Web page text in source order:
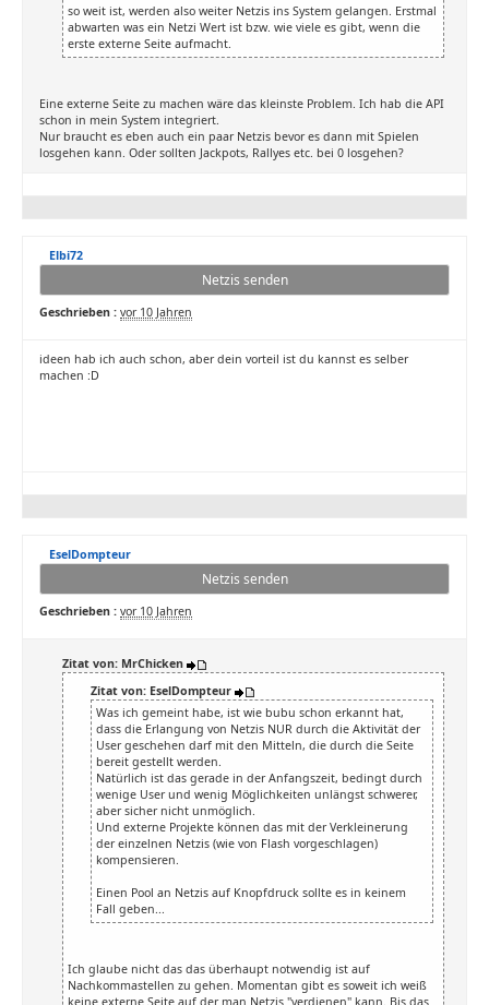
so weit ist, werden also weiter Netzis ins System gelangen. Erstmal
abwarten was ein Netzi Wert ist bzw. wie viele es gibt, wenn die
erste externe Seite aufmacht.
Eine externe Seite zu machen wäre das kleinste Problem. Ich hab die API
schon in mein System integriert.
Nur braucht es eben auch ein paar Netzis bevor es dann mit Spielen
losgehen kann. Oder sollten Jackpots, Rallyes etc. bei 0 losgehen?
Elbi72
Netzis senden
Geschrieben : vor 10 Jahren
ideen hab ich auch schon, aber dein vorteil ist du kannst es selber
machen :D
EselDompteur
Netzis senden
Geschrieben : vor 10 Jahren
Zitat von: MrChicken
Zitat von: EselDompteur
Was ich gemeint habe, ist wie bubu schon erkannt hat,
dass die Erlangung von Netzis NUR durch die Aktivität der
User geschehen darf mit den Mitteln, die durch die Seite
bereit gestellt werden.
Natürlich ist das gerade in der Anfangszeit, bedingt durch
wenige User und wenig Möglichkeiten unlängst schwerer,
aber sicher nicht unmöglich.
Und externe Projekte können das mit der Verkleinerung
der einzelnen Netzis (wie von Flash vorgeschlagen)
kompensieren.
Einen Pool an Netzis auf Knopfdruck sollte es in keinem
Fall geben...
Ich glaube nicht das das überhaupt notwendig ist auf
Nachkommastellen zu gehen. Momentan gibt es soweit ich weiß
keine externe Seite auf der man Netzis "verdienen" kann. Bis das